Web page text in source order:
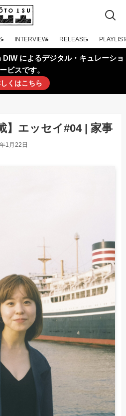
INTERVIEW RELEASE PLAYLIST
によるデジタル・キュレーショ
ビスです。
くはこちら
】エッセイ#04 | 家事
1月22日